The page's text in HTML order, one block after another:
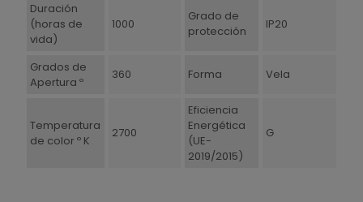
Duración
(horas de
vida)
1000
Grado de
protección
IP20
Grados de
Apertura º
360 Forma Vela
Temperatura
de color º K
2700
Eficiencia
Energética
(UE-
2019/2015)
G